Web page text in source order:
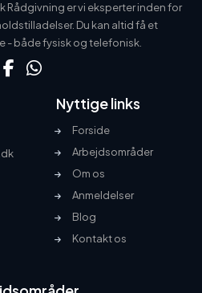
Rådgivning er vi eksperter inden for
Du kan altid få et
- både fysisk og telefonisk.
Nyttige links
Forside
Arbejdsområder
Om os
Anmeldelser
Blog
Kontakt os